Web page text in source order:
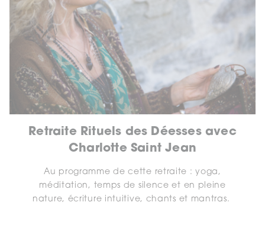
Retraite Rituels des Déesses avec
Charlotte Saint Jean
Au programme de cette retraite : yoga,
méditation, temps de silence et en pleine
nature, écriture intuitive, chants et mantras.